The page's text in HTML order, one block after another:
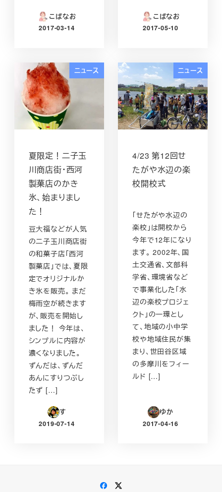
こばなお
投稿日
2017-03-14
こばなお
投稿日
2017-05-10
ニュース
夏限定！二子玉
川商店街・西河
製菓店のかき
氷、始まりまし
た！
豆大福などが人気
の二子玉川商店街
の和菓子店「西河
製菓店」では、夏限
定でオリジナルか
き氷を販売。 まだ
梅雨空が続きます
が、販売を開始し
ました！ 今年は、
シンプルに内容が
濃くなりました。
ずんだは、ずんだ
あんにすりつぶし
たず […]
す
投稿日
2019-07-14
ニュース
4/23 第12回せ
たがや水辺の楽
校開校式
「せたがや水辺の
楽校」は開校から
今年で12年になり
ます。 2002年、国
土交通省、文部科
学省、環境省など
で事業化した「水
辺の楽校プロジェ
クト」の一環とし
て、地域の小中学
校や地域住民が集
まり、世田谷区域
の多摩川をフィー
ルド […]
ゆか
投稿日
2017-04-16
Facebook